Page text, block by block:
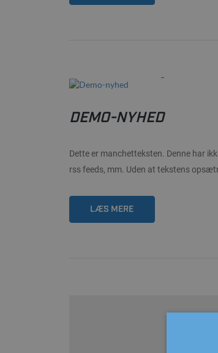
DEMO-NYHED
Dette er manchetteksten. Denne har
rss feeds, mm. Uden at tekstens
LÆS MERE